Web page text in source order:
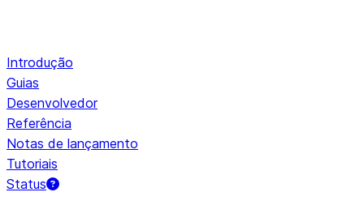
Introdução
Guias
Desenvolvedor
Referência
Notas de lançamento
Tutoriais
Status